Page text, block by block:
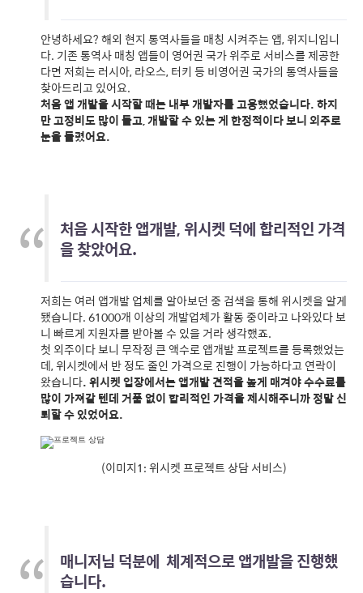
안녕하세요? 해외 현지 통역사들을 매칭 시켜주는 앱, 위지니입니
다. 기존 통역사 매칭 앱들이 영어권 국가 위주로 서비스를 제공한
다면 저희는 러시아, 라오스, 터키 등 비영어권 국가의 통역사들을
찾아드리고 있어요.
처음 앱 개발을 시작할 때는 내부 개발자를 고용했었습니다. 하지
만 고정비도 많이 들고, 개발할 수 있는 게 한정적이다 보니 외주로
눈을 돌렸어요.
처음 시작한 앱개발, 위시켓 덕에 합리적인 가격
을 찾았어요.
저희는 여러 앱개발 업체를 알아보던 중 검색을 통해 위시켓을 알게
됐습니다. 61000개 이상의 개발업체가 활동 중이라고 나와있다 보
니 빠르게 지원자를 받아볼 수 있을 거라 생각했죠.
첫 외주이다 보니 무작정 큰 액수로 앱개발 프로젝트를 등록했었는
데, 위시켓에서 반 정도 줄인 가격으로 진행이 가능하다고 연락이
왔습니다. 위시켓 입장에서는 앱개발 견적을 높게 매겨야 수수료를
많이 가져갈 텐데 거품 없이 합리적인 가격을 제시해주니까 정말 신
뢰할 수 있었어요.
(이미지1: 위시켓 프로젝트 상담 서비스)
매니저님 덕분에 체계적으로 앱개발을 진행했
습니다.